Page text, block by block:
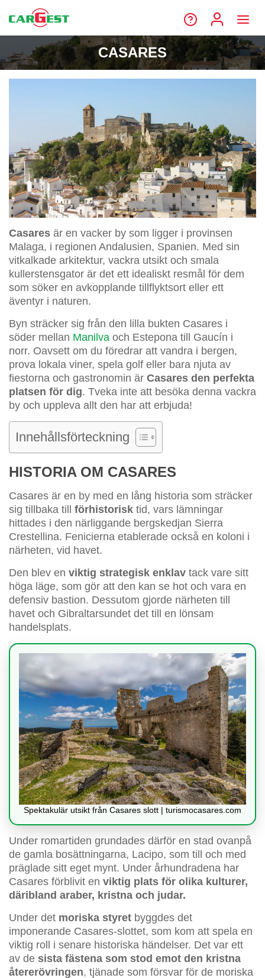
CASARES
Casares är en vacker by som ligger i provinsen
Malaga, i regionen Andalusien, Spanien. Med sin
vitkalkade arkitektur, vackra utsikt och smala
kullerstensgator är det ett idealiskt resmål för dem
som söker en avkopplande tillflyktsort eller ett
äventyr i naturen.
Byn sträcker sig från den lilla bukten Casares i
söder mellan Manilva och Estepona till Gaucín i
norr. Oavsett om du föredrar att vandra i bergen,
prova lokala viner, spela golf eller bara njuta av
fiestorna och gastronomin är Casares den perfekta
platsen för dig. Tveka inte att besöka denna vackra
by och uppleva allt den har att erbjuda!
Innehållsförteckning
HISTORIA OM CASARES
Casares är en by med en lång historia som sträcker
sig tillbaka till förhistorisk tid, vars lämningar
hittades i den närliggande bergskedjan Sierra
Crestellina. Fenicierna etablerade också en koloni i
närheten, vid havet.
Den blev en viktig strategisk enklav tack vare sitt
höga läge, som gör att den kan se hot och vara en
defensiv bastion. Dessutom gjorde närheten till
havet och Gibraltarsundet det till en lönsam
handelsplats.
Spektakulär utsikt från Casares slott | turismocasares.com
Under romartiden grundades därför en stad ovanpå
de gamla bosättningarna, Lacipo, som till och med
präglade sitt eget mynt. Under århundradena har
Casares förblivit en viktig plats för olika kulturer,
däribland araber, kristna och judar.
Under det moriska styret byggdes det
imponerande Casares-slottet, som kom att spela en
viktig roll i senare historiska händelser. Det var ett
av de sista fästena som stod emot den kristna
återerövringen, tjänade som försvar för de moriska